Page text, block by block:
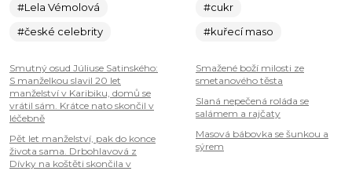
#Lela Vémolová
#české celebrity
Smutný osud Júliuse Satinského:
S manželkou slavil 20 let
manželství v Karibiku, domů se
vrátil sám. Krátce nato skončil v
léčebně
Pět let manželství, pak do konce
života sama. Drbohlavová z
Dívky na koštěti skončila v
#cukr
#kuřecí maso
Smažené boží milosti ze
smetanového těsta
Slaná nepečená roláda se
salámem a rajčaty
Masová bábovka se šunkou a
sýrem